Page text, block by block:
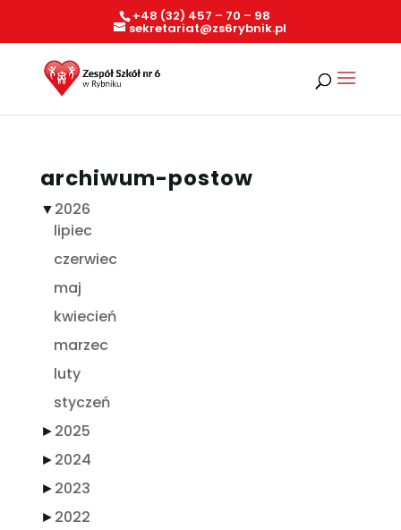
+48 (32) 457 – 70 – 98
sekretariat@zs6rybnik.pl
archiwum-postow
▼2026
lipiec
czerwiec
maj
kwiecień
marzec
luty
styczeń
►2025
►2024
►2023
►2022